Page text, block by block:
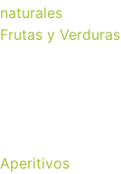
naturales
Frutas y Verduras
Aperitivos